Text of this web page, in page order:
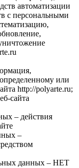
автоматизации
с персональными
или
http://polyarte.ru;
сайта
– действия
–
данных – НЕТ